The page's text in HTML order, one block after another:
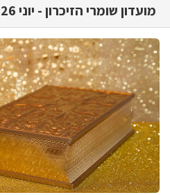
מועדון שומרי הזיכרון - יוני 2026